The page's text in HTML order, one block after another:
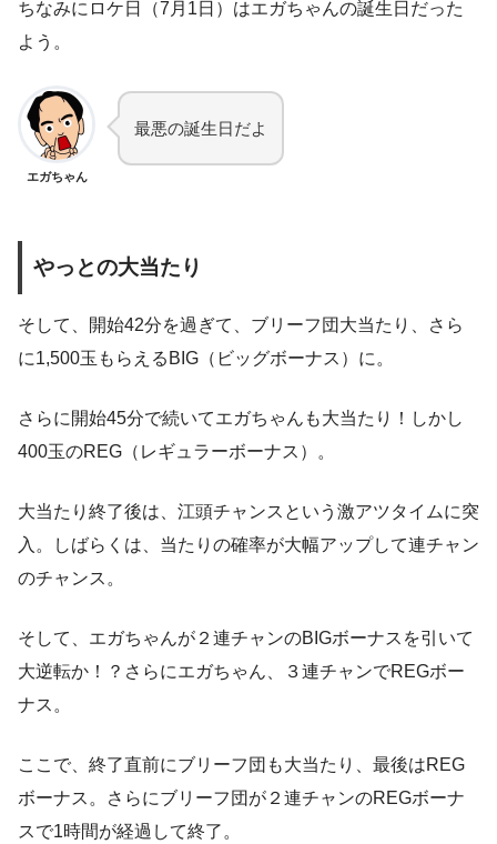
ちなみにロケ日（7月1日）はエガちゃんの誕生日だった
よう。
エガちゃん
最悪の誕生日だよ
やっとの大当たり
そして、開始42分を過ぎて、ブリーフ団大当たり、さら
に1,500玉もらえるBIG（ビッグボーナス）に。
さらに開始45分で続いてエガちゃんも大当たり！しかし
400玉のREG（レギュラーボーナス）。
大当たり終了後は、江頭チャンスという激アツタイムに突
入。しばらくは、当たりの確率が大幅アップして連チャン
のチャンス。
そして、エガちゃんが２連チャンのBIGボーナスを引いて
大逆転か！？さらにエガちゃん、３連チャンでREGボー
ナス。
ここで、終了直前にブリーフ団も大当たり、最後はREG
ボーナス。さらにブリーフ団が２連チャンのREGボーナ
スで1時間が経過して終了。